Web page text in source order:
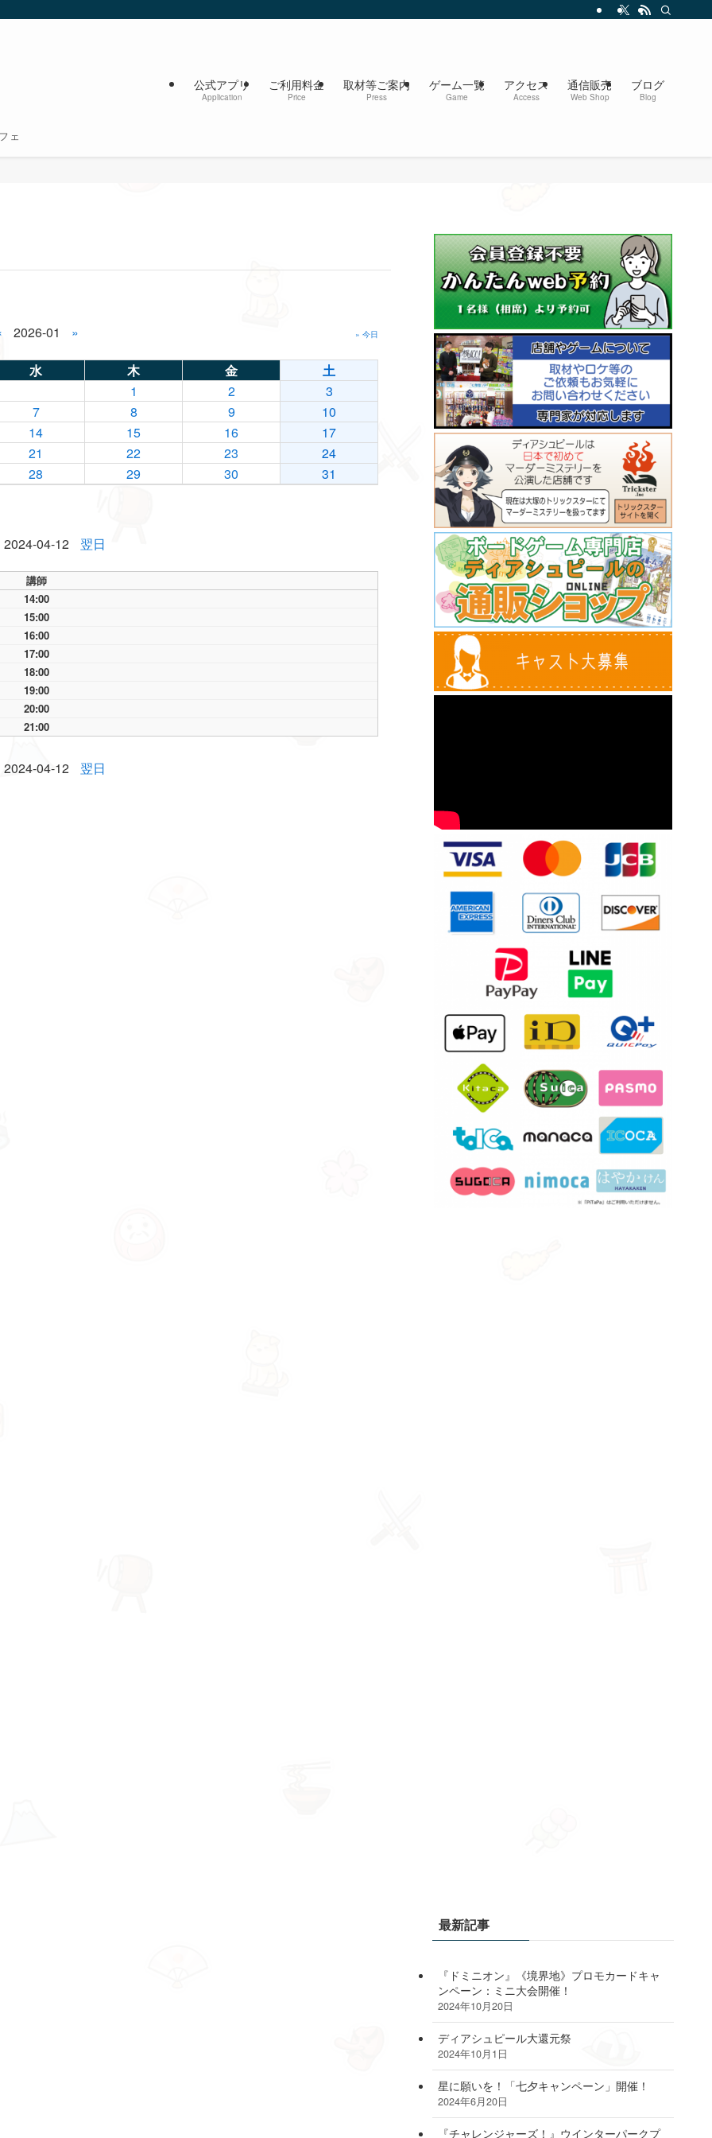
ェ
公式アプリ
Application
ご利用料金
Price
取材等ご案内
Press
ゲーム一覧
Game
アクセス
Access
通信販売
Web Shop
ブログ
Blog
2026-01 » » 今日
水 木 金
土
1
2
3
7
8 9
10
14
15 16
17
21
22 23
24
28
29 30 31
2024-04-12 翌日
講師
14:00
15:00
16:00
17:00
18:00
19:00
20:00
21:00
2024-04-12 翌日
最新記事
『ドミニオン』《境界地》プロモカードキャ
ンペーン：ミニ大会開催！
2024年10月20日
ディアシュピール大還元祭
2024年10月1日
星に願いを！「七夕キャンペーン」開催！
2024年6月20日
『チャレンジャーズ！』ウインターパークプ